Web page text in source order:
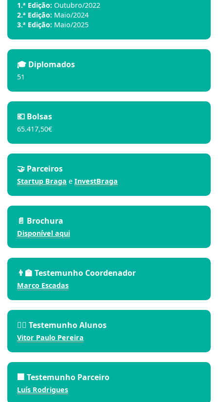
1.ª Edição: Outubro/2022
2.ª Edição: Maio/2024
3.ª Edição: Maio/2025
🎓 Diplomados
51
💶 Bolsas
65.417,50€
🤝 Parceiros
Startup Braga e InvestBraga
📄 Brochura
Disponível aqui
👨‍🏫 Testemunho Coordenador
Marco Escadas
🙋‍♂️ Testemunho Alunos
Vitor Paulo Pereira
🏢 Testemunho Parceiro
Luís Rodrigues